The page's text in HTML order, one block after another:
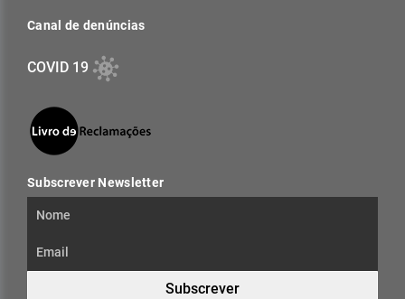
Canal de denúncias
COVID 19
Subscrever Newsletter
Subscrever